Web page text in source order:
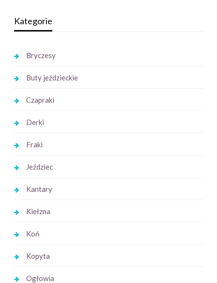
Kategorie
Bryczesy
Buty jeździeckie
Czapraki
Derki
Fraki
Jeździec
Kantary
Kiełzna
Koń
Kopyta
Ogłowia